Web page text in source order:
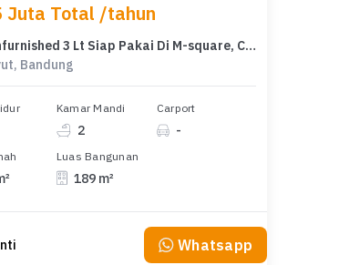
Juta Total /tahun
Ruko Unfurnished 3 Lt Siap Pakai Di M-square, C8ibaduyut
Bandung
Kamar Mandi
2
Carport
-
Luas Bangunan
189 m²
Whatsapp